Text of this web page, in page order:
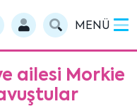
MENÜ
ailesi Morkie